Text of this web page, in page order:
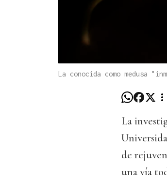
La conocida como medusa
La
de
una vía